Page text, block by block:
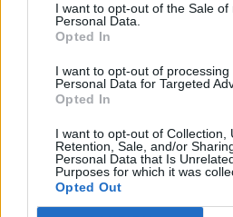
I want to opt-out of the Sale of
Personal Data.
Opted In
I want to opt-out of processing
Personal Data for Targeted
Opted In
I want to opt-out of Collection,
Retention, Sale, and/or
Personal Data that Is
Purposes for which it was
Opted Out
Δυτική Αττική: Η επόμενη
– Τα έργα Antinero και η
08/08/2026 - 14:08 ΕΛΛΑΔΑ
κανόνες για επενδύσεις, νησιά
πίεση
08/08/2026 - 13:21 ΤΟΥΡΙΣΜΟΣ